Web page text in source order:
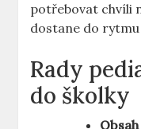
potřebovat chvíli
dostane do rytmu
Rady
do školky